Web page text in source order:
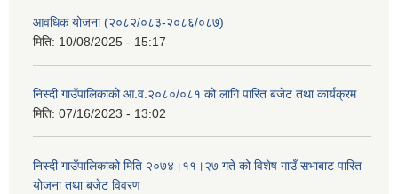
आवधिक योजना (२०८२/०८३-२०८६/०८७)
मिति: 10/08/2025 - 15:17
निस्दी गाउँपालिकाको आ.व.२०८०/०८१ को लागि पारित बजेट तथा कार्यक्रम
मिति: 07/16/2023 - 13:02
निस्दी गाउँपालिकाको मिति २०७४।११।२७ गते को विशेष गाउँ सभाबाट पारित
योजना तथा बजेट विवरण